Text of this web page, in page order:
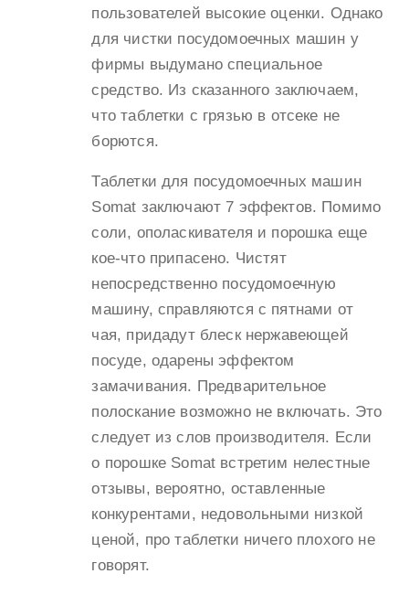
пользователей высокие оценки. Однако
для чистки посудомоечных машин у
фирмы выдумано специальное
средство. Из сказанного заключаем,
что таблетки с грязью в отсеке не
борются.
Таблетки для посудомоечных машин
Somat заключают 7 эффектов. Помимо
соли, ополаскивателя и порошка еще
кое-что припасено. Чистят
непосредственно посудомоечную
машину, справляются с пятнами от
чая, придадут блеск нержавеющей
посуде, одарены эффектом
замачивания. Предварительное
полоскание возможно не включать. Это
следует из слов производителя. Если
о порошке Somat встретим нелестные
отзывы, вероятно, оставленные
конкурентами, недовольными низкой
ценой, про таблетки ничего плохого не
говорят.